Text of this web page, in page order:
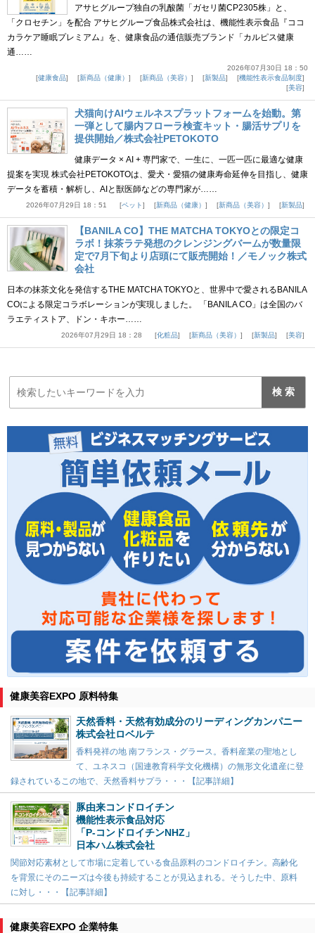
アサヒグループ独自の乳酸菌「ガセリ菌CP2305株」と、
「クロセチン」を配合 アサヒグループ食品株式会社は、機能性表示食品『ココ
カラケア睡眠プレミアム』を、健康食品の通信販売ブランド「カルピス健康
通……
2026年07月30日 18：50
健康食品
新商品（健康） 新商品（美容） 新製品
機能性表示食品制度
美容
犬猫向けAIウェルネスプラットフォームを始動。第
一弾として腸内フローラ検査キット・腸活サプリを
提供開始／株式会社PETOKOTO
健康データ × AI + 専門家で、一生に、一匹一匹に最適な健康
提案を実現 株式会社PETOKOTOは、愛犬・愛猫の健康寿命延伸を目指し、健康
データを蓄積・解析し、AIと獣医師などの専門家が……
2026年07月29日 18：51 ペット 新商品（健康） 新商品（美容） 新製品
【BANILA CO】THE MATCHA TOKYOとの限定コ
ラボ！抹茶ラテ発想のクレンジングバームが数量限
定で7月下旬より店頭にて販売開始！／モノック株式
会社
日本の抹茶文化を発信するTHE MATCHA TOKYOと、世界中で愛されるBANILA
COによる限定コラボレーションが実現しました。 「BANILA CO」は全国のバ
ラエティストア、ドン・キホー……
2026年07月29日 18：28 化粧品 新商品（美容） 新製品 美容
健康美容EXPO 原料特集
天然香料・天然有効成分のリーディングカンパニー
株式会社ロベルテ
香料発祥の地 南フランス・グラース。香料産業の聖地とし
て、ユネスコ（国連教育科学文化機構）の無形文化遺産に登
録されているこの地で、天然香料サプラ・・・【記事詳細】
豚由来コンドロイチン
機能性表示食品対応
「P-コンドロイチンNHZ」
日本ハム株式会社
関節対応素材として市場に定着している食品原料のコンドロイチン。高齢化
を背景にそのニーズは今後も持続することが見込まれる。そうした中、原料
に対し・・・【記事詳細】
健康美容EXPO 企業特集